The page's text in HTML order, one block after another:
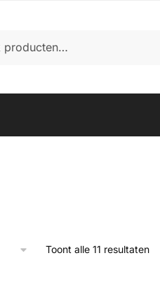
Toont alle 11 resultaten